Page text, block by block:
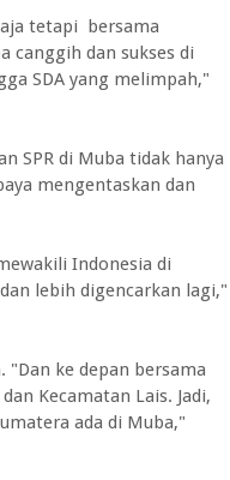
tetapi bersama
canggih dan sukses di
SDA yang melimpah,"
SPR di Muba tidak hanya
mengentaskan dan
Indonesia di
lebih digencarkan lagi,"
"Dan ke depan bersama
Kecamatan Lais. Jadi,
ada di Muba,"